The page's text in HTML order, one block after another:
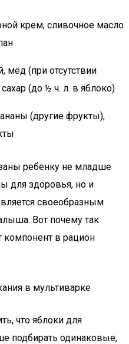
крем, сливочное масло
мёд (при отсутствии
(до ½ ч. л. в яблоко)
(другие фрукты),
ребенку не младше
для здоровья, но и
своеобразным
Вот почему так
компонент в рацион
в мультиварке
что яблоки для
подбирать одинаковые,